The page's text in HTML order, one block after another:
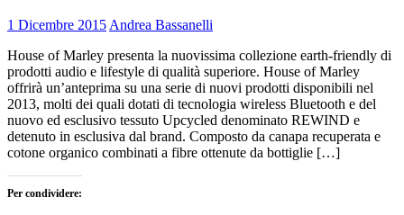
1 Dicembre 2015 Andrea Bassanelli
House of Marley presenta la nuovissima collezione earth-friendly di
prodotti audio e lifestyle di qualità superiore. House of Marley
offrirà un’anteprima su una serie di nuovi prodotti disponibili nel
2013, molti dei quali dotati di tecnologia wireless Bluetooth e del
nuovo ed esclusivo tessuto Upcycled denominato REWIND e
detenuto in esclusiva dal brand. Composto da canapa recuperata e
cotone organico combinati a fibre ottenute da bottiglie […]
Per condividere: